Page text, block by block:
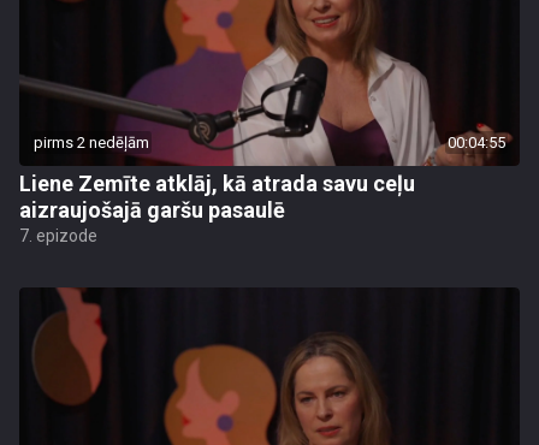
pirms 2 nedēļām 00:04:55
Liene Zemīte atklāj, kā atrada savu ceļu
aizraujošajā garšu pasaulē
7. epizode